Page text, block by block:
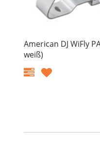
American DJ WiFly
weiß)